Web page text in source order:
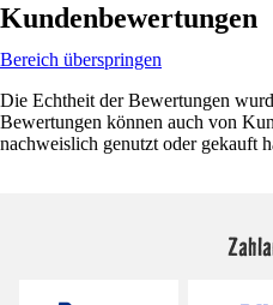
Kundenbewertungen
Bereich überspringen
Die Echtheit der Bewertungen
Bewertungen können auch von
nachweislich genutzt oder gekauft